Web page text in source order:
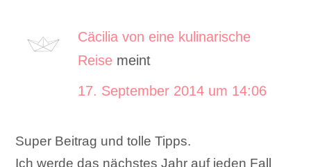
Cäcilia von eine kulinarische
Reise meint
17. September 2014 um 14:06
Super Beitrag und tolle Tipps.
Ich werde das nächstes Jahr auf jeden Fall